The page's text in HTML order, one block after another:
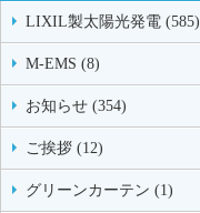
LIXIL製太陽光発電 (585)
M-EMS (8)
お知らせ (354)
ご挨拶 (12)
グリーンカーテン (1)